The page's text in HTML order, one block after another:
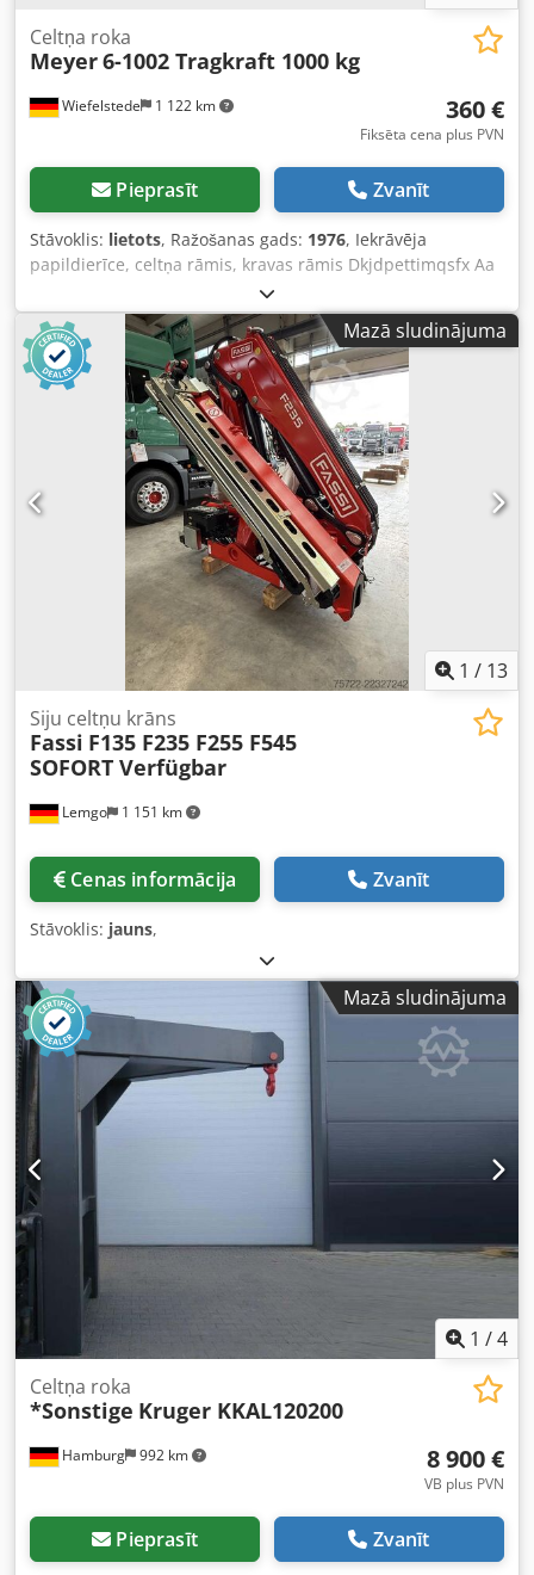
Wiefelstede 1 122 km
Celtņa roka
Meyer6-1002 Tragkraft 1000 kg
360 €
Fiksēta cena plus PVN
Pieprasīt Zvanīt
Stāvoklis: lietots, Ražošanas gads: 1976, Iekrāvēja
papildierīce, celtņa rāmis, kravas rāmis Dkjdpettimqsfx Aa
Dor -Ražotājs: Meyer, celtņa rāmis/kravas rāmis iekrāvējam
-Celšanas jauda: 1000 kg -Piestiprināšana: iekrāvēja
dakšas, izmēri skatīt fotogrāfijās -Izmēri: 1800/840/H980
mm -Pašmasa: 83 kg
Mazā sludinājuma
1 / 13
Lemgo 1 151 km
Siju celtņu krāns
Fassi F135 F235 F255 F545
SOFORT Verfügbar
Cenas informācija Zvanīt
Stāvoklis: jauns,
Mazā sludinājuma
1 /4
Hamburg 992 km
Celtņa roka
*Sonstige Kruger KKAL120200
8 900 €
VB plus PVN
Pieprasīt Zvanīt